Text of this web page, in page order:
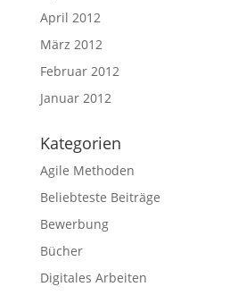
April 2012
März 2012
Februar 2012
Januar 2012
Kategorien
Agile Methoden
Beliebteste Beiträge
Bewerbung
Bücher
Digitales Arbeiten